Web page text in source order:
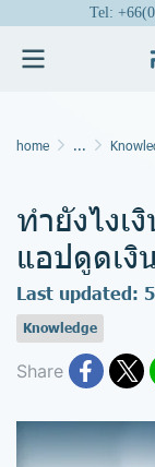
Tel:
home ...
ทำยังไงเ
แอปดูดเงิ
Last updated:
Knowledge
Share